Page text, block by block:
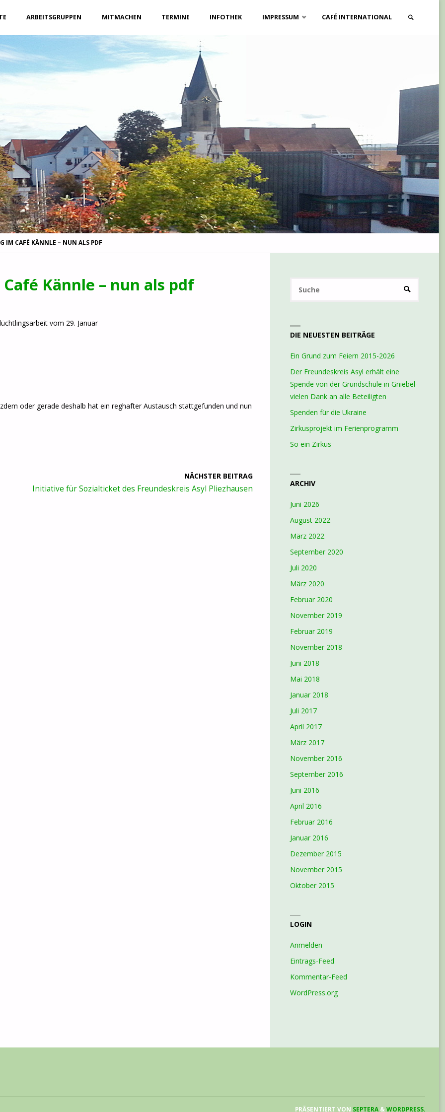
ARBEITSGRUPPEN MITMACHEN TERMINE INFOTHEK IMPRESSUM CAFÉ INTERNATIONAL
IM CAFÉ KÄNNLE – NUN ALS PDF
Kännle – nun als pdf
vom 29. Januar
oder gerade deshalb hat ein reghafter Austausch stattgefunden und nun
NÄCHSTER BEITRAG
Initiative für Sozialticket des Freundeskreis Asyl Pliezhausen
SUCHE
DIE NEUESTEN BEITRÄGE
Ein Grund zum Feiern 2015-2026
Der Freundeskreis Asyl erhält eine
Spende von der Grundschule in Gniebel-
vielen Dank an alle Beteiligten
Spenden für die Ukraine
Zirkusprojekt im Ferienprogramm
So ein Zirkus
ARCHIV
Juni 2026
August 2022
März 2022
September 2020
Juli 2020
März 2020
Februar 2020
November 2019
Februar 2019
November 2018
Juni 2018
Mai 2018
Januar 2018
Juli 2017
April 2017
März 2017
November 2016
September 2016
Juni 2016
April 2016
Februar 2016
Januar 2016
Dezember 2015
November 2015
Oktober 2015
LOGIN
Anmelden
Eintrags-Feed
Kommentar-Feed
WordPress.org
PRÄSENTIERT VON SEPTERA & WORDPRESS.